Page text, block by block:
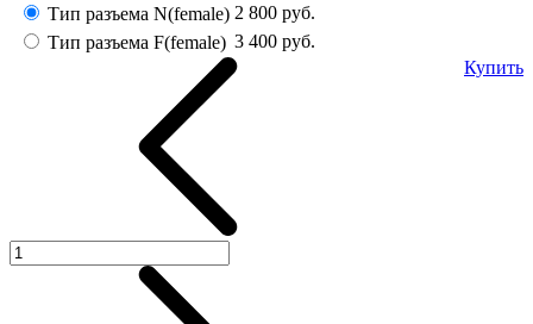
Тип разъема N(female) 2 800 руб.
Тип разъема F(female) 3 400 руб.
Купить